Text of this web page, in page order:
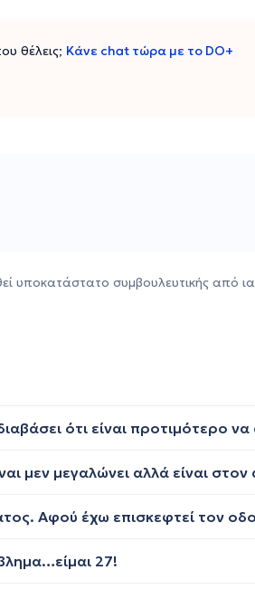
θέλεις; Κάνε chat τώρα με το DO+
υποκατάστατο συμβουλευτικής από
27!